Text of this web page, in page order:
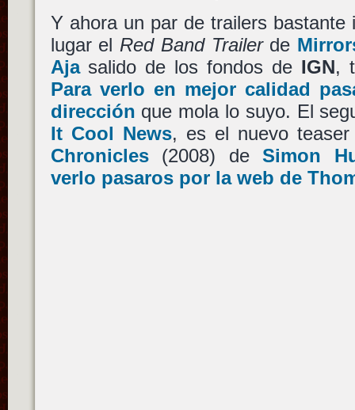
Y ahora un par de trailers bastante
lugar el Red Band Trailerde
Ajasalido de los fondos de IGN,
Para verlo en mejor calidad
dirección que mola lo suyo. El
It Cool News, es el nuevo
Chronicles(2008) deSimon
verlo pasaros por la web de